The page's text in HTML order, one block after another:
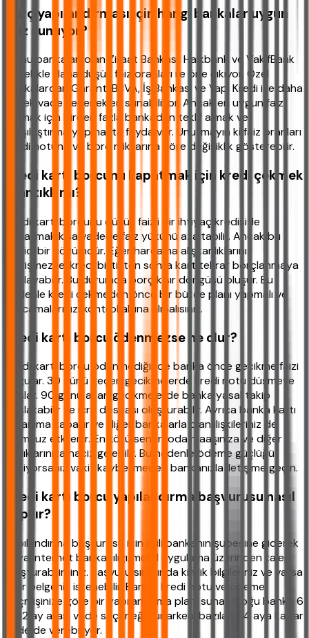
Borç yapılandırması için hangi bankalar uygun
faiz sunuyor?
Kamu bankaları olan Ziraat Bankası, Halkbank ve VakıfBank
genellikle daha düşük faiz oranları ile öne çıkıyor. Özel
bankalardan Garanti BBVA, İş Bankası ve Yapı Kredi ise daha
esnek vade seçenekleri sunabiliyor. Ancak en uygun faizi
bulmak için birden fazla bankadan teklif almak ve
karşılaştırma yapmakta fayda var. Unutmayın ki faiz oranları
kredi notuna ve borç miktarına göre değişiklik gösterebilir.
Kredi kartı borcunu kapatmak için kredi çekmek
mantıklı mı?
Kredi kartı borcunu düşük faizli bir ihtiyaç kredisi ile
kapatmak kısa vadede faiz yükünü azaltabilir. Ancak bu
geçici bir çözümdür. Eğer harcama alışkanlıklarınız
değişmezse, kredi bittikten sonra kart tekrar borçlanmaya
başlayabilir. Bu durumda borç kısır döngüsü oluşur. Bu
nedenle kredi çekmeden önce bir bütçe planı yapmalı ve
harcamalarınızı kontrol altına almalısınız.
Kredi kartı borcu ödenmezse ne olur?
Kredi kartı borcu ödenmediğinde banka önce gecikme faizi
uygular. 30 günü geçen gecikmelerde kredi notu düşmeye
başlar. 90 günü aşan gecikmelerde banka yasal takip
başlatabilir ve icra dosyası oluşturabilir. Ayrıca banka kartı
kullanıma kapatır ve diğer bankalarla olan ilişkileriniz de
olumsuz etkilenir. En kötü senaryoda maaşınıza ve diğer
varlıklarınıza haciz gelebilir. Bu nedenle ödeme güçlüğü
çekiyorsanız vakit kaybetmeden bankanızla iletişime geçin.
Kredi kartı borcu yapılandırma başvurusu nasıl
yapılır?
Yapılandırma başvurusu için ilgili bankanın şubesine giderek
veya internet bankacılığı/mobil uygulama üzerinden talep
oluşturabilirsiniz. Başvuru sırasında kimlik bilgileriniz ve varsa
gelir belgeniz istenebilir. Banka, kredi notu ve ödeme
geçmişinize göre bir yapılandırma planı sunar. Çoğu banka 6
ila 12 ay arası vade seçeneği sunarken, bazıları 24 aya kadar
vade de verebiliyor.